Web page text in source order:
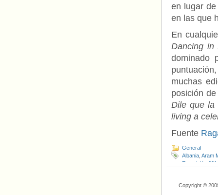
en lugar
en las que
En
Dancing in
dominado
muchas
posición
Dile que la
living a
Fuente
General
Albania Aram
Eurovisión
Copyright ©